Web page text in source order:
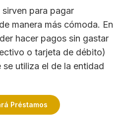
para pagar
manera más cómoda. En
hacer pagos sin gastar
o tarjeta de débito)
utiliza el de la entidad
Préstamos